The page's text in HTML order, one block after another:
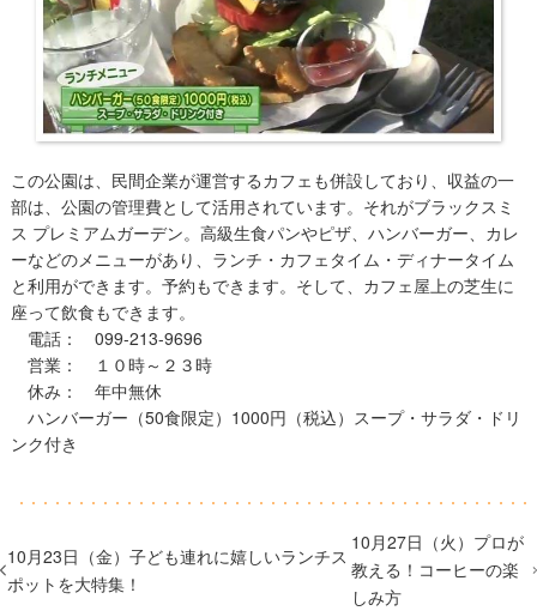
この公園は、民間企業が運営するカフェも併設しており、収益の一
部は、公園の管理費として活用されています。それがブラックスミ
ス プレミアムガーデン。高級生食パンやピザ、ハンバーガー、カレ
ーなどのメニューがあり、ランチ・カフェタイム・ディナータイム
と利用ができます。予約もできます。そして、カフェ屋上の芝生に
座って飲食もできます。
電話： 099-213-9696
営業： １０時～２３時
休み： 年中無休
ハンバーガー（50食限定）1000円（税込）スープ・サラダ・ドリ
ンク付き
10月23日（金）子ども連れに嬉しいランチス
ポットを大特集！
10月27日（火）プロが
教える！コーヒーの楽
しみ方